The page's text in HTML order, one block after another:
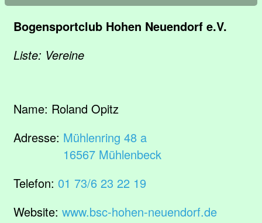
Bogensportclub Hohen Neuendorf e.V.
Liste: Vereine
Name: Roland Opitz
Adresse: Mühlenring 48 a
16567 Mühlenbeck
Telefon: 01 73/6 23 22 19
Website: www.bsc-hohen-neuendorf.de